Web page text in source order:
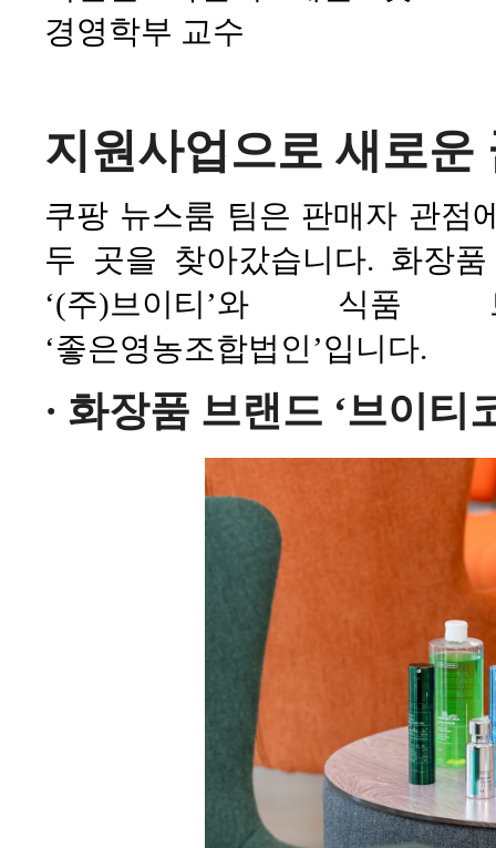
경영학부 교수
지원사업으로 새로운
쿠팡 뉴스룸 팀은 판매자 관점
두 곳을 찾아갔습니다. 화장
‘(주)브이티’와 식품
‘좋은영농조합법인’입니다.
· 화장품 브랜드 ‘브이티